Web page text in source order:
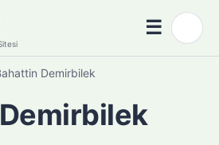
☰Menü
Demirbilek